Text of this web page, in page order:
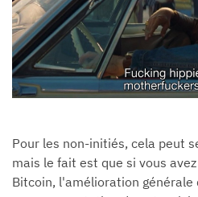
Pour les non-initiés, cela peut
mais le fait est que si vous
Bitcoin, l'amélioration